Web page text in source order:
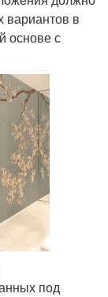
в
основе с
под